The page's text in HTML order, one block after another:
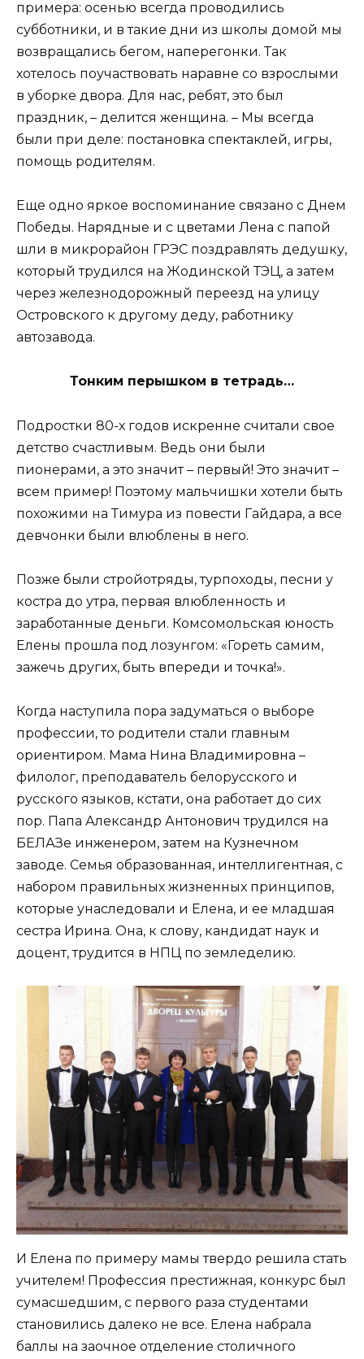
примера: осенью всегда проводились
субботники, и в такие дни из школы домой мы
возвращались бегом, наперегонки. Так
хотелось поучаствовать наравне со взрослыми
в уборке двора. Для нас, ребят, это был
праздник, – делится женщина. – Мы всегда
были при деле: постановка спектаклей, игры,
помощь родителям.
Еще одно яркое воспоминание связано с Днем
Победы. Нарядные и с цветами Лена с папой
шли в микрорайон ГРЭС поздравлять дедушку,
который трудился на Жодинской ТЭЦ, а затем
через железнодорожный переезд на улицу
Островского к другому деду, работнику
автозавода.
Тонким перышком в тетрадь…
Подростки 80-х годов искренне считали свое
детство счастливым. Ведь они были
пионерами, а это значит – первый! Это значит –
всем пример! Поэтому мальчишки хотели быть
похожими на Тимура из повести Гайдара, а все
девчонки были влюблены в него.
Позже были стройотряды, турпоходы, песни у
костра до утра, первая влюбленность и
заработанные деньги. Комсомольская юность
Елены прошла под лозунгом: «Гореть самим,
зажечь других, быть впереди и точка!».
Когда наступила пора задуматься о выборе
профессии, то родители стали главным
ориентиром. Мама Нина Владимировна –
филолог, преподаватель белорусского и
русского языков, кстати, она работает до сих
пор. Папа Александр Антонович трудился на
БЕЛАЗе инженером, затем на Кузнечном
заводе. Семья образованная, интеллигентная, с
набором правильных жизненных принципов,
которые унаследовали и Елена, и ее младшая
сестра Ирина. Она, к слову, кандидат наук и
доцент, трудится в НПЦ по земледелию.
И Елена по примеру мамы твердо решила стать
учителем! Профессия престижная, конкурс был
сумасшедшим, с первого раза студентами
становились далеко не все. Елена набрала
баллы на заочное отделение столичного